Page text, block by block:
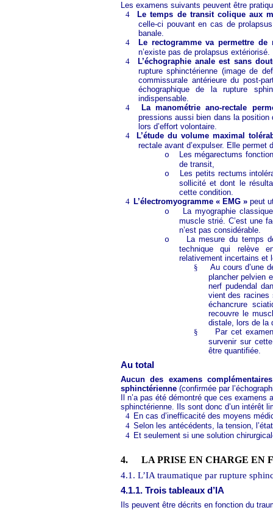
Les examens suivants peuvent être
4
Le temps de transit colique aux
celle-ci pouvant en cas de
banale.
4
Le rectogramme va permettre
n’existe pas de prolapsus extériorisé.
4
L’échographie anale est sans
rupture sphinctérienne (image de
commissurale antérieure du post-
échographique de la rupture
indispensable.
4
La manométrie ano-rectale
pressions aussi bien dans la
lors d’effort volontaire.
4
L’étude du volume maximal
rectale avant d’expulser. Elle permet
o
Les mégarectums
de transit,
o
Les petits rectums
sollicité et dont le
cette condition.
4 L’électromyogramme « EMG »peut
o
La myographie
muscle strié. C’est une
n’est pas considérable.
o
La mesure du temps
technique qui relève
relativement incertains et
§
Au cours d’une
plancher pelvien
nerf pudendal
vient des racines
échancrure
recouvre le
distale, lors de la
§
Par cet
survenir sur
être quantifiée.
Au total
Aucun des examens
sphinctérienne(confirmée par
Il n’a pas été démontré que ces
sphinctérienne. Ils sont donc d’un intérêt
4 En cas d’inefficacité des moyens
4 Selon les antécédents, la tension,
4 Et seulement si une solution
4. LA PRISE EN CHARGE EN
4.1. L’IA traumatique par rupture
4.1.1. Trois tableaux d’IA
Ils peuvent être décrits en fonction du